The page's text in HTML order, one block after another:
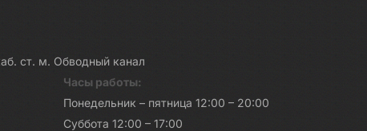
ст. м. Обводный канал
Часы работы:
Понедельник – пятница 12:00 – 20:00
Суббота 12:00 – 17:00